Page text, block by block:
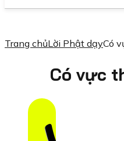
Trang chủLời Phật dạyCó
Có vực